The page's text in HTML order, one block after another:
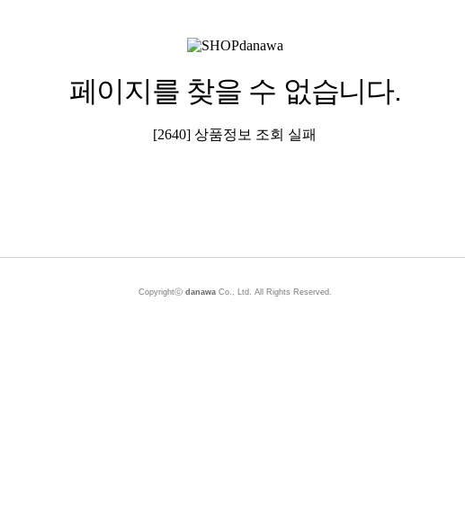
페이지를 찾을 수 없습니다.
[2640] 상품정보 조회 실패
Copyrightⓒ danawaCo., Ltd. All Rights Reserved.